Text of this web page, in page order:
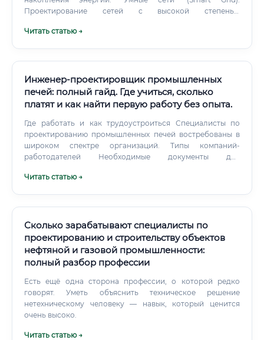
Проектирование сетей с высокой степенью
интеллект станет не заменой, а мощным инструментом в
Читать статью →
Инженер-проектировщик промышленных
печей: полный гайд. Где учиться, сколько
платят и как найти первую работу без опыта.
Где работать и как трудоустроиться Специалисты по
проектированию промышленных печей востребованы в
широком спектре организаций. Типы компаний-
работодателей Необходимые документы для
знаний ПО и опыта.
Читать статью →
Сколько зарабатывают специалисты по
проектированию и строительству объектов
нефтяной и газовой промышленности:
полный разбор профессии
Есть ещё одна сторона профессии, о которой редко
говорят. Уметь объяснить техническое решение
нетехническому человеку — навык, который ценится
очень высоко.
Читать статью →